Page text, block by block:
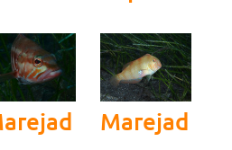
Marejad